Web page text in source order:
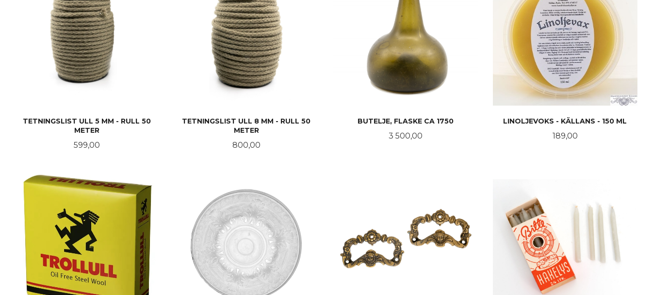
TETNINGSLIST ULL 5 MM - RULL 50
METER
Pris
599,00
TETNINGSLIST ULL 8 MM - RULL 50
METER
Pris
800,00
BUTELJE, FLASKE CA 1750
Pris
3 500,00
LINOLJEVOKS - KÄLLANS - 150 ML
Pris
189,00